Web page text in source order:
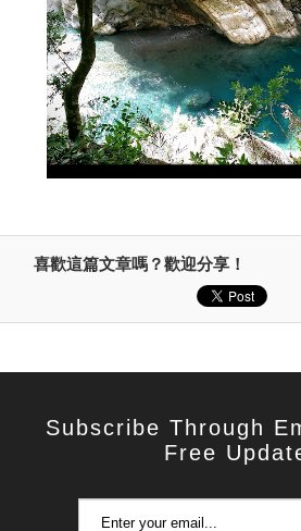
喜歡這篇文章嗎？歡迎分享！
Subscribe Through
Free